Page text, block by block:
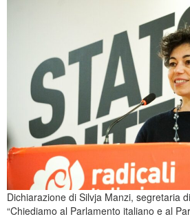
Dichiarazione di Silvja Manzi, segretaria
“Chiediamo al Parlamento italiano e al